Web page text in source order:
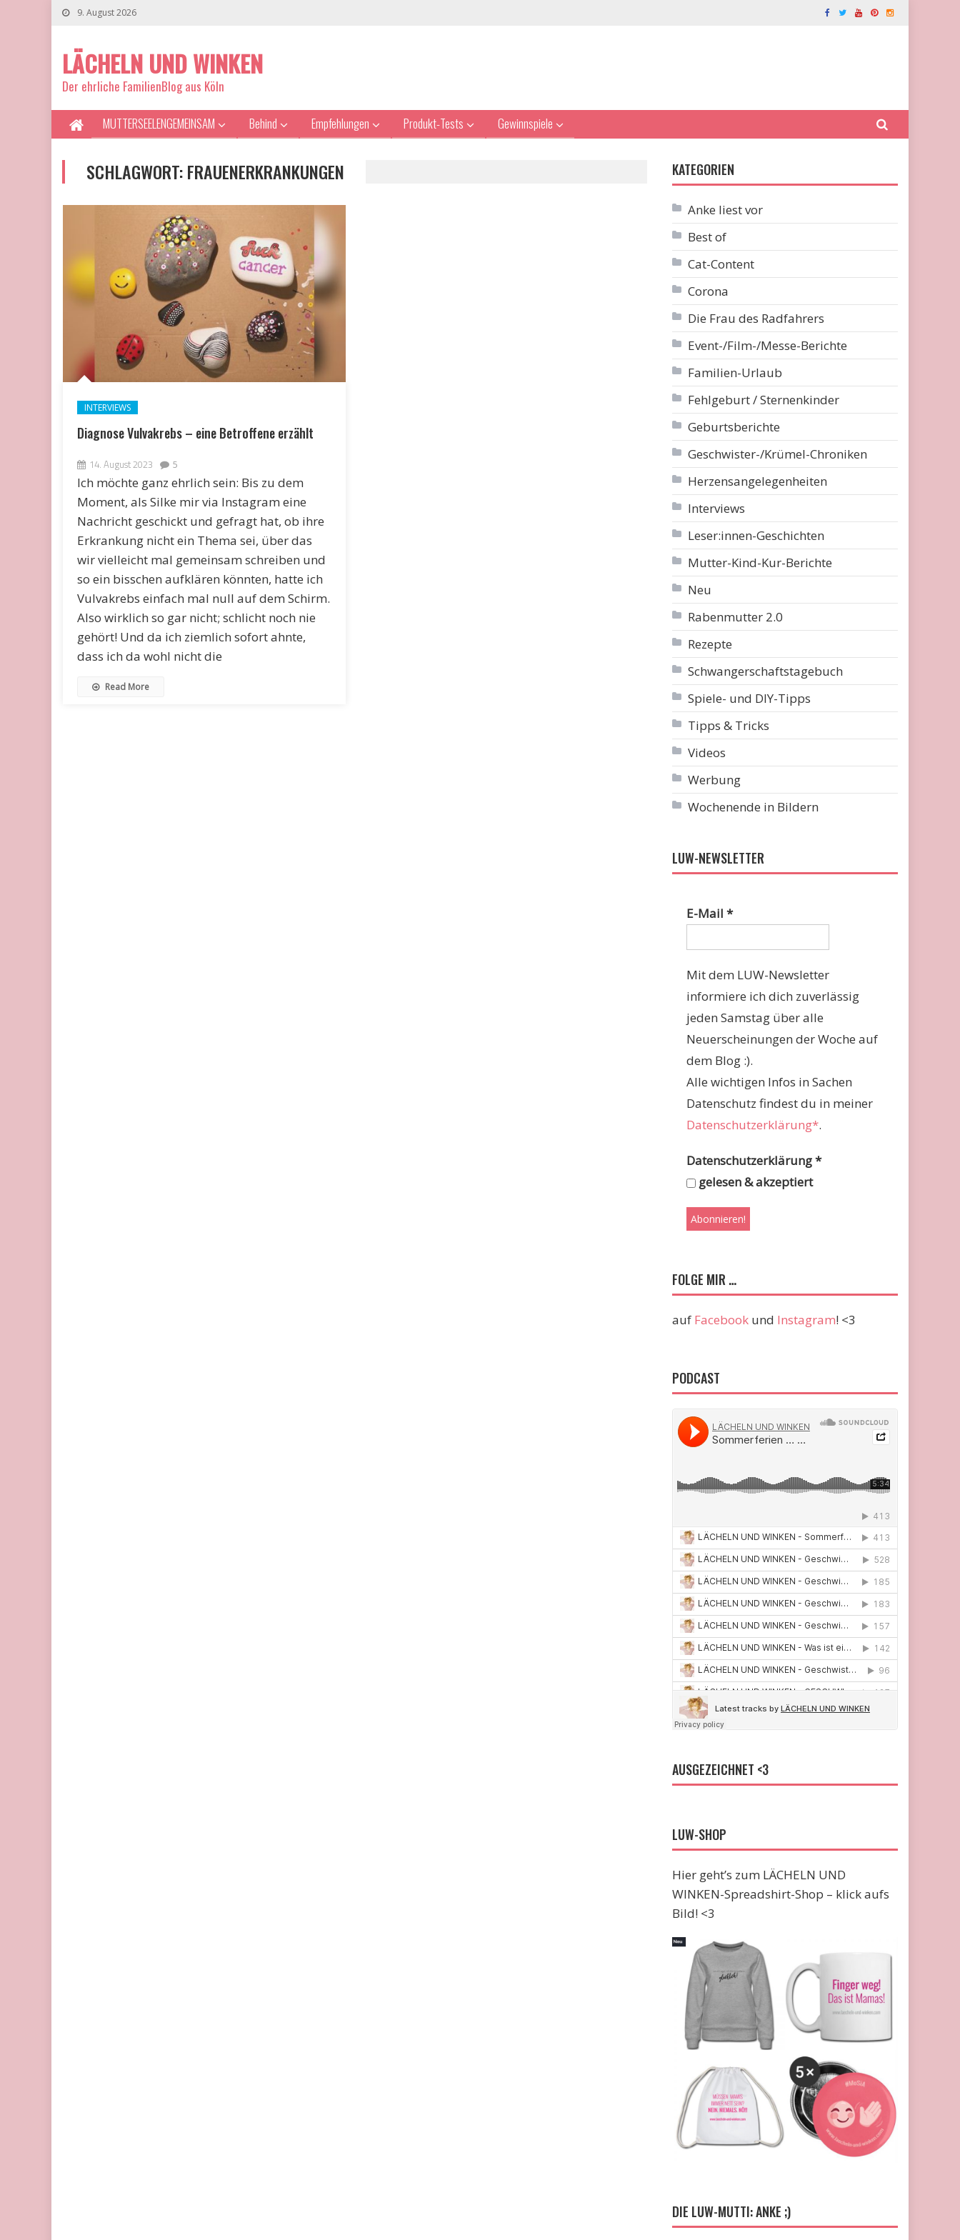
9. August 2026
LÄCHELN UND WINKEN
Der ehrliche FamilienBlog aus Köln
MUTTERSEELENGEMEINSAM Behind Empfehlungen Produkt-Tests Gewinnspiele
SCHLAGWORT:FRAUENERKRANKUNGEN
INTERVIEWS
Diagnose Vulvakrebs – eine Betroffene erzählt
14. August 2023 5
Ich möchte ganz ehrlich sein: Bis zu dem
Moment, als Silke mir via Instagram eine
Nachricht geschickt und gefragt hat, ob ihre
Erkrankung nicht ein Thema sei, über das
wir vielleicht mal gemeinsam schreiben und
so ein bisschen aufklären könnten, hatte ich
Vulvakrebs einfach mal null auf dem Schirm.
Also wirklich so gar nicht; schlicht noch nie
gehört! Und da ich ziemlich sofort ahnte,
dass ich da wohl nicht die
Read More
KATEGORIEN
Anke liest vor
Best of
Cat-Content
Corona
Die Frau des Radfahrers
Event-/Film-/Messe-Berichte
Familien-Urlaub
Fehlgeburt / Sternenkinder
Geburtsberichte
Geschwister-/Krümel-Chroniken
Herzensangelegenheiten
Interviews
Leser:innen-Geschichten
Mutter-Kind-Kur-Berichte
Neu
Rabenmutter 2.0
Rezepte
Schwangerschaftstagebuch
Spiele- und DIY-Tipps
Tipps & Tricks
Videos
Werbung
Wochenende in Bildern
LUW-NEWSLETTER
E-Mail*
Mit dem LUW-Newsletter
informiere ich dich zuverlässig
jeden Samstag über alle
Neuerscheinungen der Woche auf
dem Blog :).
Alle wichtigen Infos in Sachen
Datenschutz findest du in meiner
Datenschutzerklärung*.
Datenschutzerklärung*
gelesen & akzeptiert
FOLGE MIR …
auf Facebook und Instagram! <3
PODCAST
AUSGEZEICHNET <3
LUW-SHOP
Hier geht’s zum LÄCHELN UND
WINKEN-Spreadshirt-Shop – klick aufs
Bild! <3
DIE LUW-MUTTI: ANKE ;)